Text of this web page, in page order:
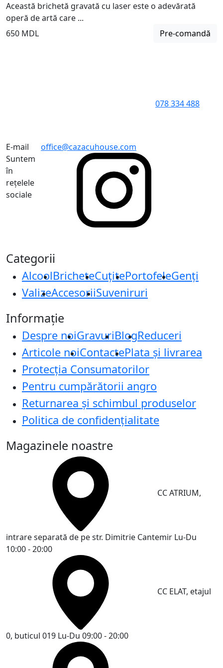
Această brichetă gravată cu laser este o adevărată
operă de artă care ...
650 MDL
Pre-comandă
078 334 488
E-mail
office@cazacuhouse.com
Suntem
în
rețelele
sociale
Categorii
AlcoolBricheteCuțitePortofeleGenți
ValizeAccesoriiSuveniruri
Informație
Despre noiGravuriBlogReduceri
Articole noiContactePlata și livrarea
Protecţia Consumatorilor
Pentru cumpărătorii angro
Returnarea și schimbul produselor
Politica de confidențialitate
Magazinele noastre
CC ATRIUM,
intrare separată de pe str. Dimitrie Cantemir Lu-Du
10:00 - 20:00
CC ELAT, etajul
0, buticul 019 Lu-Du 09:00 - 20:00